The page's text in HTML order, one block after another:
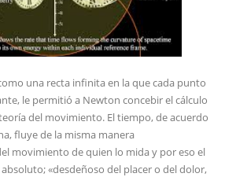
una recta infinita en la que cada punto
le permitió a Newton concebir el cálculo
del movimiento. El tiempo, de acuerdo
fluye de la misma manera
movimiento de quien lo mida y por eso el
«desdeñoso del placer o del dolor,